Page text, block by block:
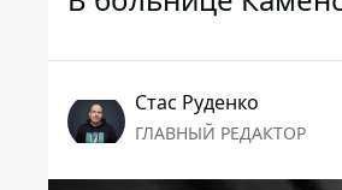
Стаc Руденко
ГЛАВНЫЙ РЕДАКТОР